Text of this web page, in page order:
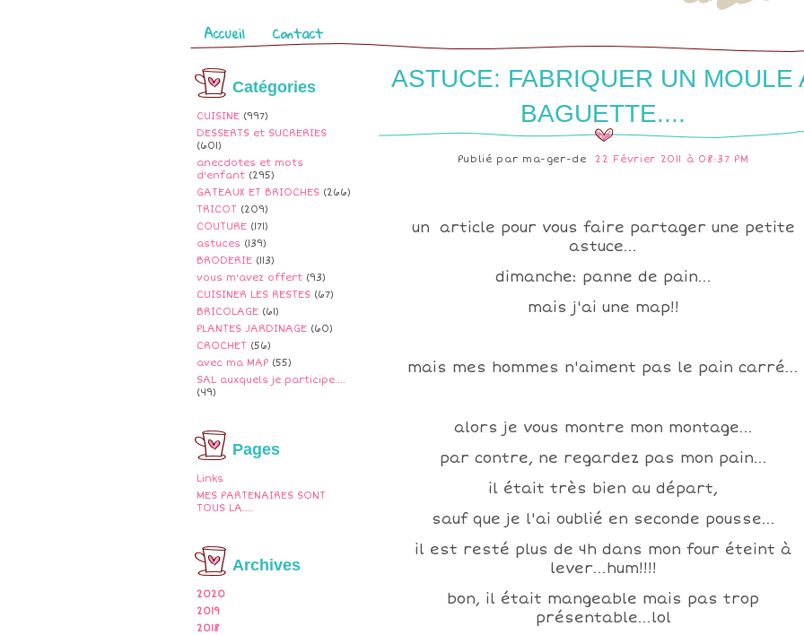
Pages
Accueil Contact
Catégories
CUISINE (997)
DESSERTS et SUCRERIES
(601)
anecdotes et mots
d'enfant (295)
GATEAUX ET BRIOCHES (266)
TRICOT (209)
COUTURE (171)
astuces (139)
BRODERIE (113)
vous m'avez offert (93)
CUISINER LES RESTES (67)
BRICOLAGE (61)
PLANTES JARDINAGE (60)
CROCHET (56)
avec ma MAP (55)
SAL auxquels je participe....
(49)
Pages
Links
MES PARTENAIRES SONT
TOUS LA....
Archives
2020
2019
2018
ASTUCE: FABRIQUER UN MOULE
BAGUETTE....
Publié par ma-ger-de 22 Février 2011 à 08:37 PM
un article pour vous faire partager une petite
astuce...
dimanche: panne de pain...
mais j'ai une map!!
mais mes hommes n'aiment pas le pain carré...
alors je vous montre mon montage...
par contre, ne regardez pas mon pain...
il était très bien au départ,
sauf que je l'ai oublié en seconde pousse...
il est resté plus de 4h dans mon four éteint à
lever...hum!!!!
bon, il était mangeable mais pas trop
présentable...lol